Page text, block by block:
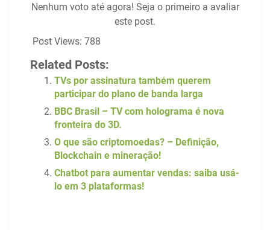
Nenhum voto até agora! Seja o primeiro a avaliar
este post.
Post Views: 788
Related Posts:
TVs por assinatura também querem
participar do plano de banda larga
BBC Brasil – TV com holograma é nova
fronteira do 3D.
O que são criptomoedas? – Definição,
Blockchain e mineração!
Chatbot para aumentar vendas: saiba usá-
lo em 3 plataformas!